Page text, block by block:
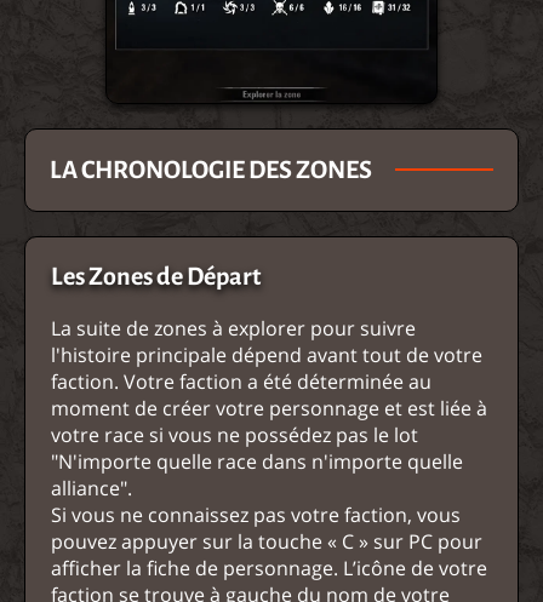
LA CHRONOLOGIE DES ZONES
Les Zones de Départ
La suite de zones à explorer pour suivre
l'histoire principale dépend avant tout de votre
faction. Votre faction a été déterminée au
moment de créer votre personnage et est liée à
votre race si vous ne possédez pas le lot
"N'importe quelle race dans n'importe quelle
alliance".
Si vous ne connaissez pas votre faction, vous
pouvez appuyer sur la touche « C » sur PC pour
afficher la fiche de personnage. L’icône de votre
faction se trouve à gauche du nom de votre